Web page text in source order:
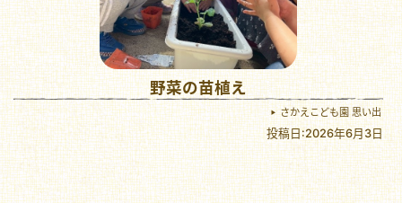
野菜の苗植え
さかえこども園 思い出
投稿日:2026年6月3日